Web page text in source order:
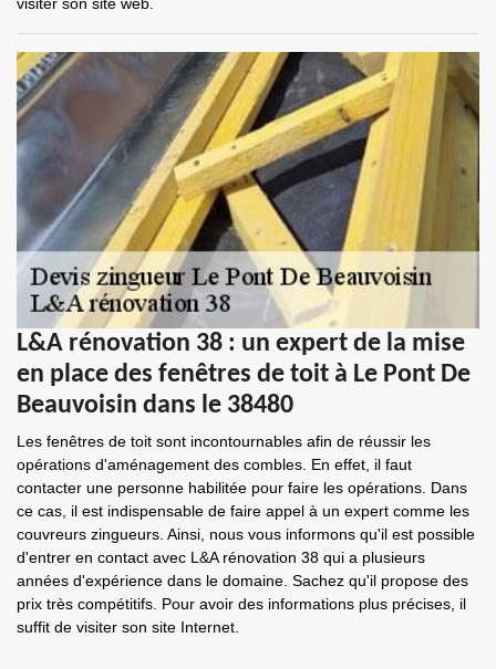
L&A rénovation 38 : un expert de la mise
en place des fenêtres de toit à Le Pont De
Beauvoisin dans le 38480
Les fenêtres de toit sont incontournables afin de réussir les
opérations d'aménagement des combles. En effet, il faut
contacter une personne habilitée pour faire les opérations. Dans
ce cas, il est indispensable de faire appel à un expert comme les
couvreurs zingueurs. Ainsi, nous vous informons qu'il est possible
d'entrer en contact avec L&A rénovation 38 qui a plusieurs
années d'expérience dans le domaine. Sachez qu'il propose des
prix très compétitifs. Pour avoir des informations plus précises, il
suffit de visiter son site Internet.